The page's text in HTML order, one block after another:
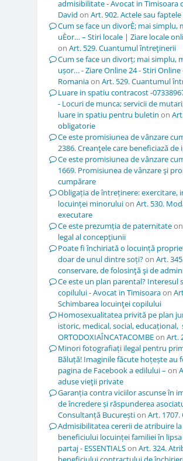
admisibilitate - Avocat in Timisoara
David on Art. 902. Actele sau
Cum se face un divorÈ; mai simplu,
uÈor… – Stiri locale | Ziare locale
on Art. 529. Cuantumul întreţinerii
Cum se face un divorț; mai simplu,
ușor… - Ziare Online 24 - Stiri Online
Romaniaon Art. 529. Cuantumul
Luare in spatiu contracost -
- Locuri de munca; servicii de
luare in spatiu pentru buletin on
obligatorie
Ce este promisiunea de vânzare
2386. Creanţele care beneficiază de
Ce este promisiunea de vânzare
1669. Promisiunea de vânzare şi
cumpărare
Obligația de întreținere: exercitare,
locuinței minoruluion Art. 530.
executare
Ce este prezumția de paternitateon
legal al concepţiunii
Poate fi închiriată o locuință
doar de unul dintre soți?on Art.
conservare, de folosinţă şi de
Ce este un plan parental? Interesul
copilului - Avocat in Timisoaraon
Schimbarea locuinţei copilului
Homosexualitatea privită pe plan
istoric, medical, social, educațional,
ORTODOXIAÎNCATACOMBEon Art.
Minori fotografiați ilegal pentru
Băluță! Imaginile făcute hoțește au
pagina de Facebook a edilului – on
aduse vieţii private
Garanția contra viciilor ascunse în
de încredere și răspunderea
Consultanță Bucureștion Art.
Admisibilitatea cererii de atribuire
beneficiului locuinței familiei în
partaj - ESSENTIALSon Art. 324.